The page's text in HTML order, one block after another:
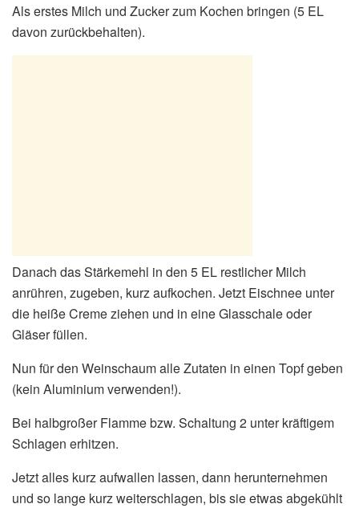
Als erstes Milch und Zucker zum Kochen bringen (5 EL
davon zurückbehalten).
Danach das Stärkemehl in den 5 EL restlicher Milch
anrühren, zugeben, kurz aufkochen. Jetzt Eischnee unter
die heiße Creme ziehen und in eine Glasschale oder
Gläser füllen.
Nun für den Weinschaum alle Zutaten in einen Topf geben
(kein Aluminium verwenden!).
Bei halbgroßer Flamme bzw. Schaltung 2 unter kräftigem
Schlagen erhitzen.
Jetzt alles kurz aufwallen lassen, dann herunternehmen
und so lange kurz weiterschlagen, bis sie etwas abgekühlt